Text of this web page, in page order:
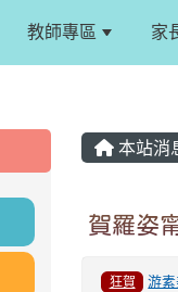
教師專區 家
本站消
賀羅姿
狂賀 游